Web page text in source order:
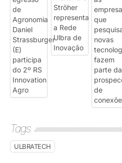
Tags
ULBRATECH